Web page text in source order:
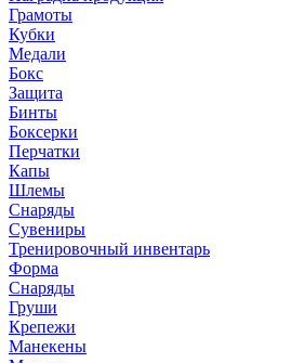
Грамоты
Кубки
Медали
Бокс
Защита
Бинты
Боксерки
Перчатки
Капы
Шлемы
Снаряды
Сувениры
Тренировочный инвентарь
Форма
Снаряды
Груши
Крепежи
Манекены